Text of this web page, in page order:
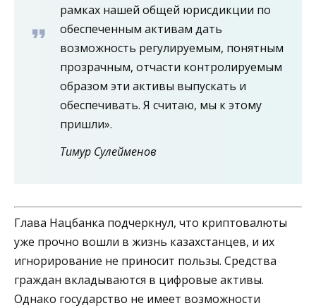
рамках нашей общей юрисдикции по
обеспеченным активам дать
возможность регулируемым, понятным
прозрачным, отчасти контролируемым
образом эти активы выпускать и
обеспечивать. Я считаю, мы к этому
пришли».
Тимур Сулейменов
Глава Нацбанка подчеркнул, что криптовалюты
уже прочно вошли в жизнь казахстанцев, и их
игнорирование не приносит пользы. Средства
граждан вкладываются в цифровые активы.
Однако государство не имеет возможности